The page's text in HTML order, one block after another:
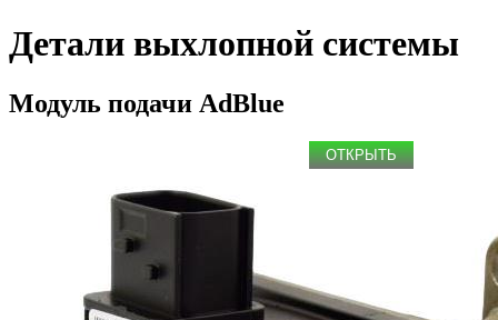
Детали выхлопной системы
Модуль подачи AdBlue
ОТКРЫТЬ